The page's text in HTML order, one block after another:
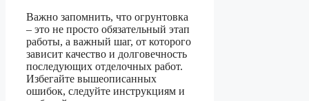
Важно запомнить, что огрунтовка
– это не просто обязательный этап
работы, а важный шаг, от которого
зависит качество и долговечность
последующих отделочных работ.
Избегайте вышеописанных
ошибок, следуйте инструкциям и